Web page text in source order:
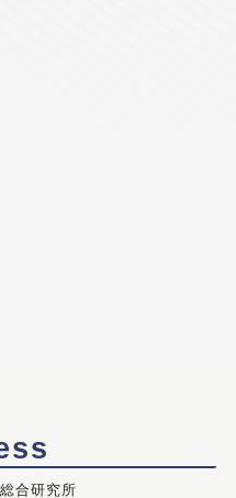
合研究所